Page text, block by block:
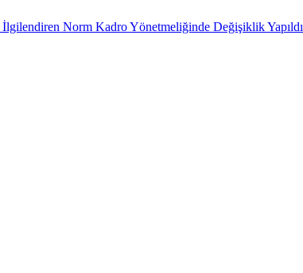
Norm Kadro Yönetmeliğinde Değişiklik Yapıldı